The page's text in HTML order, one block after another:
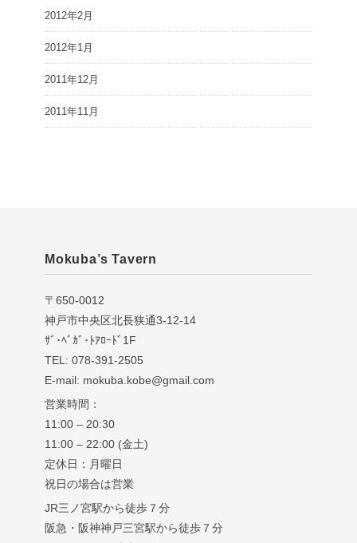
2012年2月
2012年1月
2011年12月
2011年11月
Mokuba’s Tavern
〒650-0012
神戸市中央区北長狭通3-12-14
ｻﾞ･ﾍﾞｶﾞ･ﾄｱﾛｰﾄﾞ1F
TEL: 078-391-2505
E-mail: mokuba.kobe@gmail.com
営業時間：
11:00 – 20:30
11:00 – 22:00 (金土)
定休日：月曜日
祝日の場合は営業
JR三ノ宮駅から徒歩７分
阪急・阪神神戸三宮駅から徒歩７分